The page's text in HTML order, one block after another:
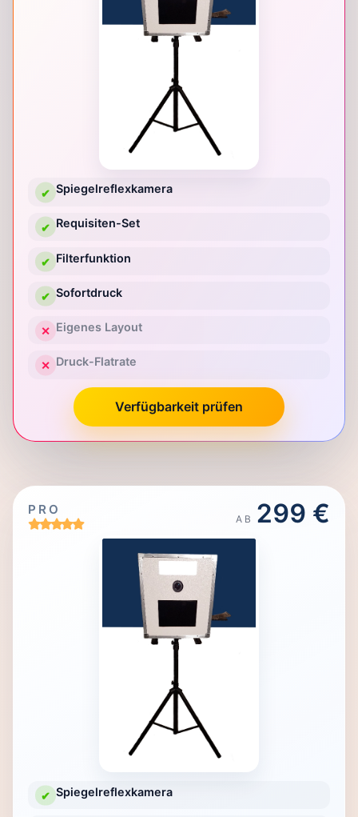
✔ Spiegelreflexkamera
✔ Requisiten-Set
✔ Filterfunktion
✔ Sofortdruck
✕ Eigenes Layout
✕ Druck-Flatrate
Verfügbarkeit prüfen
PRO
AB 299 €
✔ Spiegelreflexkamera